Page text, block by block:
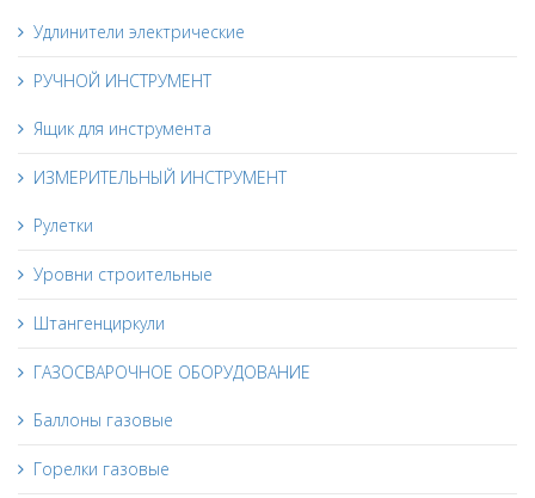
Удлинители электрические
РУЧНОЙ ИНСТРУМЕНТ
Ящик для инструмента
ИЗМЕРИТЕЛЬНЫЙ ИНСТРУМЕНТ
Рулетки
Уровни строительные
Штангенциркули
ГАЗОСВАРОЧНОЕ ОБОРУДОВАНИЕ
Баллоны газовые
Горелки газовые